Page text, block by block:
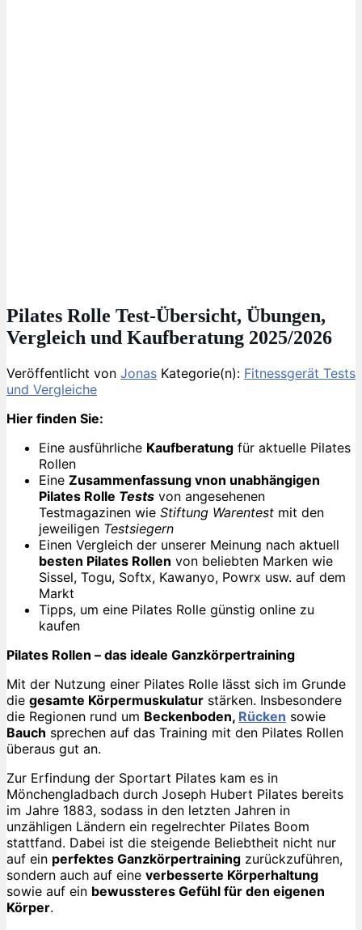
Pilates Rolle Test-Übersicht, Übungen,
Vergleich und Kaufberatung 2025/2026
Veröffentlicht von Jonas Kategorie(n): Fitnessgerät Tests
und Vergleiche
Hier finden Sie:
Eine ausführliche Kaufberatung für aktuelle Pilates
Rollen
Eine Zusammenfassung vnon unabhängigen
Pilates Rolle Tests von angesehenen
Testmagazinen wie Stiftung Warentest mit den
jeweiligen Testsiegern
Einen Vergleich der unserer Meinung nach aktuell
besten Pilates Rollen von beliebten Marken wie
Sissel, Togu, Softx, Kawanyo, Powrx usw. auf dem
Markt
Tipps, um eine Pilates Rolle günstig online zu
kaufen
Pilates Rollen – das ideale Ganzkörpertraining
Mit der Nutzung einer Pilates Rolle lässt sich im Grunde
die gesamte Körpermuskulatur stärken. Insbesondere
die Regionen rund um Beckenboden, Rücken sowie
Bauch sprechen auf das Training mit den Pilates Rollen
überaus gut an.
Zur Erfindung der Sportart Pilates kam es in
Mönchengladbach durch Joseph Hubert Pilates bereits
im Jahre 1883, sodass in den letzten Jahren in
unzähligen Ländern ein regelrechter Pilates Boom
stattfand. Dabei ist die steigende Beliebtheit nicht nur
auf ein perfektes Ganzkörpertraining zurückzuführen,
sondern auch auf eine verbesserte Körperhaltung
sowie auf ein bewussteres Gefühl für den eigenen
Körper.